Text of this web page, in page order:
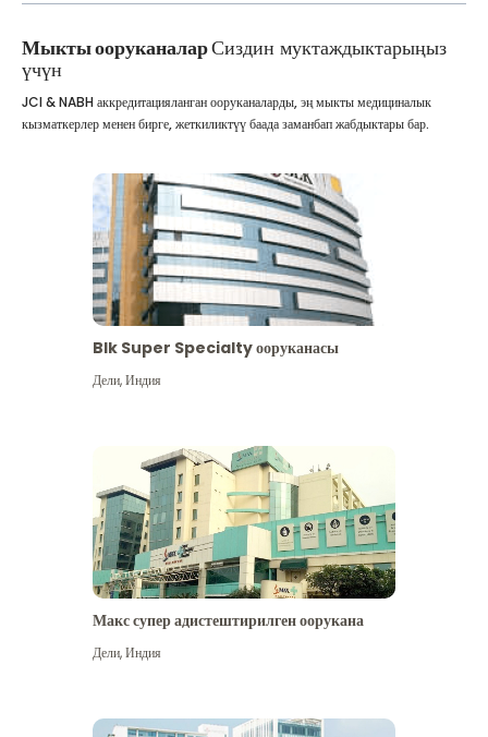
Мыкты ооруканаларСиздин муктаждыктарыңыз
үчүн
JCI & NABH аккредитацияланган ооруканаларды, эң мыкты медициналык
кызматкерлер менен бирге, жеткиликтүү баада заманбап жабдыктары бар.
Blk Super Specialty ооруканасы
Дели,Индия
Макс супер адистештирилген оорукана
Дели,Индия